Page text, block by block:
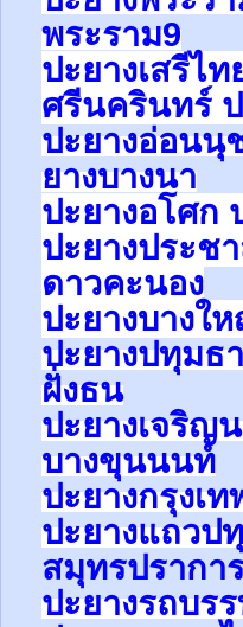
พระราม9
ปะยางเสรีไ
ศรีนครินทร์ ป
ปะยางอ่อนนุ
ยางบางนา
ปะยางอโศก
ปะยางประช
ดาวคะนอง
ปะยางบางใ
ปะยางปทุมธ
ฝั่งธน
ปะยางเจริญ
บางขุนนนท์
ปะยางกรุงเ
ปะยางแถวป
สมุทรปรากา
ปะยางรถบร